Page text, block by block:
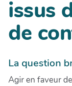
issus
de
La question
Agir en faveur